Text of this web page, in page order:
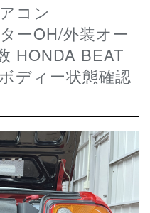
ーOH/外装オー
HONDA BEAT
ディー状態確認